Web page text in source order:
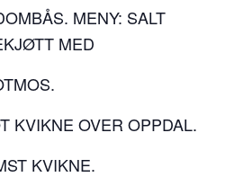
MENY: SALT
MED
KVIKNE OVER OPPDAL.
KVIKNE.